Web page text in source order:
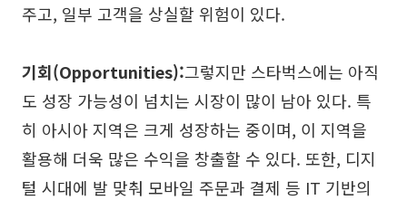
주고, 일부 고객을 상실할 위험이 있다.
기회(Opportunities):그렇지만 스타벅스에는 아직
도 성장 가능성이 넘치는 시장이 많이 남아 있다. 특
히 아시아 지역은 크게 성장하는 중이며, 이 지역을
활용해 더욱 많은 수익을 창출할 수 있다. 또한, 디지
털 시대에 발 맞춰 모바일 주문과 결제 등 IT 기반의